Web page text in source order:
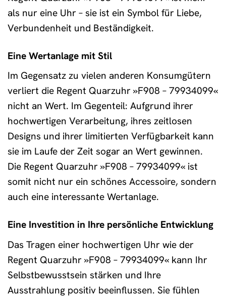
als nur eine Uhr – sie ist ein Symbol für Liebe,
Verbundenheit und Beständigkeit.
Eine Wertanlage mit Stil
Im Gegensatz zu vielen anderen Konsumgütern
verliert die Regent Quarzuhr »F908 – 79934099«
nicht an Wert. Im Gegenteil: Aufgrund ihrer
hochwertigen Verarbeitung, ihres zeitlosen
Designs und ihrer limitierten Verfügbarkeit kann
sie im Laufe der Zeit sogar an Wert gewinnen.
Die Regent Quarzuhr »F908 – 79934099« ist
somit nicht nur ein schönes Accessoire, sondern
auch eine interessante Wertanlage.
Eine Investition in Ihre persönliche Entwicklung
Das Tragen einer hochwertigen Uhr wie der
Regent Quarzuhr »F908 – 79934099« kann Ihr
Selbstbewusstsein stärken und Ihre
Ausstrahlung positiv beeinflussen. Sie fühlen